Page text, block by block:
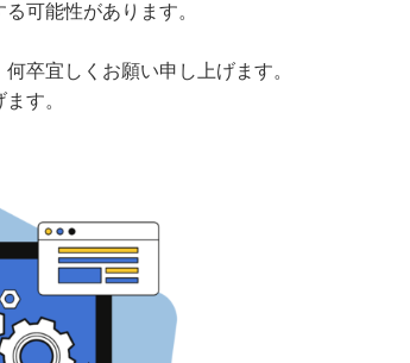
能性があります。
卒宜しくお願い申し上げます。
ます。